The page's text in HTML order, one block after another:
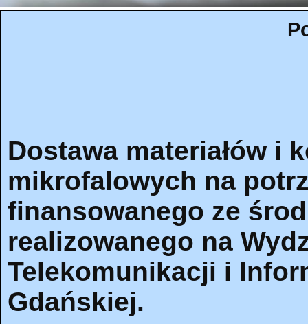
Dostawa materiałów i
mikrofalowych na
finansowanego ze
realizowanego na
Telekomunikacji i
Gdańskiej.